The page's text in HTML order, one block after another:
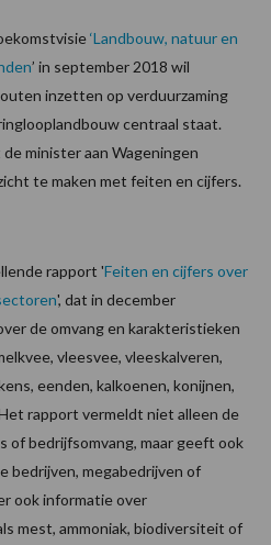
‘Landbouw, natuur en
’ in september 2018 wil
inzetten op verduurzaming
centraal staat.
minister aan Wageningen
te maken met feiten en cijfers.
rapport 'Feiten en cijfers over
', dat in december
de omvang en karakteristieken
vleesvee, vleeskalveren,
eenden, kalkoenen, konijnen,
rapport vermeldt niet alleen de
of bedrijfsomvang, maar geeft ook
bedrijven, megabedrijven of
ook informatie over
mest, ammoniak, biodiversiteit of